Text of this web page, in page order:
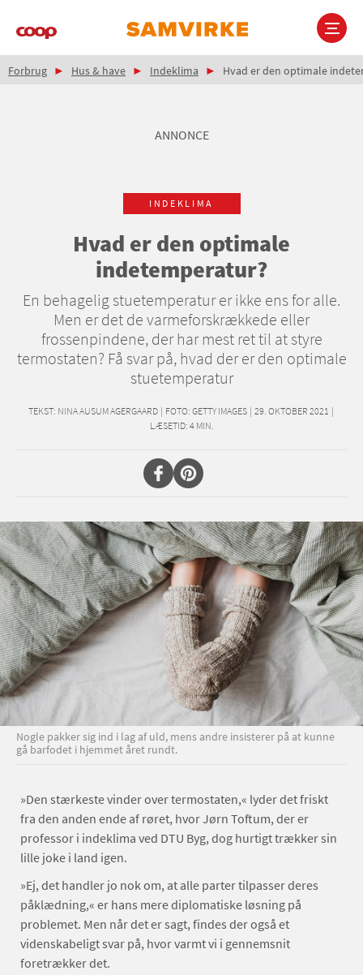
Main
Brødkrumme
Forbrug Hus & have Indeklima Hvad er den optimale
ANNONCE
INDEKLIMA
Hvad er den optimale
indetemperatur?
En behagelig stuetemperatur er ikke ens for alle.
Men er det de varmeforskrækkede eller
frossenpindene, der har mest ret til at styre
termostaten? Få svar på, hvad der er den optimale
stuetemperatur
TEKST: NINA AUSUM AGERGAARD | FOTO: GETTY IMAGES | 29. OKTOBER 2021 |
LÆSETID: 4 MIN.
Nogle pakker sig ind i lag af uld, mens andre insisterer på at kunne
gå barfodet i hjemmet året rundt.
»Den stærkeste vinder over termostaten,« lyder det friskt
fra den anden ende af røret, hvor Jørn Toftum, der er
professor i indeklima ved DTU Byg, dog hurtigt trækker sin
lille joke i land igen.
»Ej, det handler jo nok om, at alle parter tilpasser deres
påklædning,« er hans mere diplomatiske løsning på
problemet. Men når det er sagt, findes der også et
videnskabeligt svar på, hvor varmt vi i gennemsnit
foretrækker det.